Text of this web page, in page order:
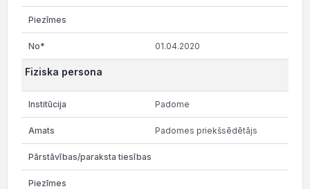
01.04.2020
Fiziska persona
Padome
Padomes priekšsēdētājs